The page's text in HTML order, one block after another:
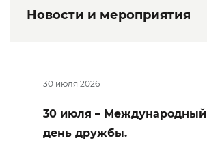
Новости и мероприятия
30 июля 2026
30 июля – Международный
день дружбы.